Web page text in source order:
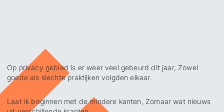
Op privacy gebied is er weer veel gebeurd dit jaar, Zowel
goede als slechte praktijken volgden elkaar.
Laat ik beginnen met de mindere kanten, Zomaar wat nieuws